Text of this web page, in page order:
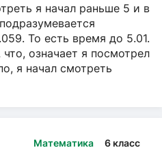
я начал раньше 5 и в
То есть время до 5.01.
означает я посмотрел
я начал смотреть
Математика 6 класс